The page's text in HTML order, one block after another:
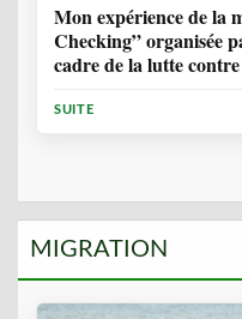
Mon expérience de la
Checking” organisée
cadre de la lutte
SUITE
MIGRATION